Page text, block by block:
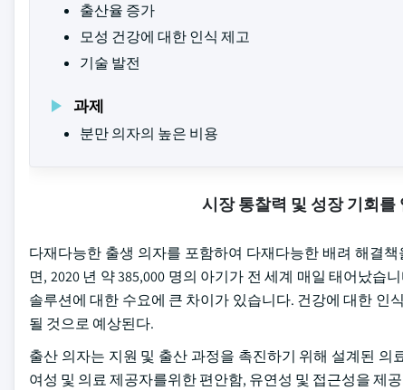
출산율 증가
모성 건강에 대한 인식 제고
기술 발전
과제
분만 의자의 높은 비용
시장 통찰력 및 성장 기회를
다재다능한 출생 의자를 포함하여 다재다능한 배려 해결
면, 2020 년 약 385,000 명의 아기가 전 세계 매일 태어났
솔루션에 대한 수요에 큰 차이가 있습니다. 건강에 대한 인
될 것으로 예상된다.
출산 의자는 지원 및 출산 과정을 촉진하기 위해 설계된
여성 및 의료 제공자를위한 편안함, 유연성 및 접근성을 제